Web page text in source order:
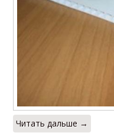
Читать дальше →